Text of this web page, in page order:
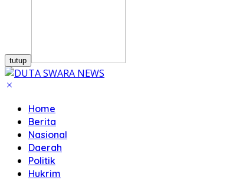
tutup
Home
Berita
Nasional
Daerah
Politik
Hukrim